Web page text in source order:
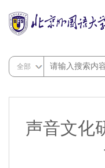
全部
声音文化